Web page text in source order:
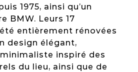
1975, ainsi qu’un
BMW. Leurs 17
entièrement rénovées
design élégant,
inspiré des
du lieu, ainsi que de